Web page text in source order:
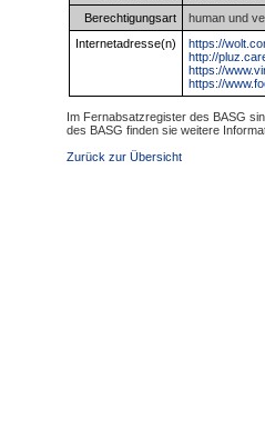
Berechtigungsart
human und
Internetadresse(n)
https://
http://
https://
https://
Im Fernabsatzregister des BASG
des BASG finden sie weitere
Zurück zur Übersicht